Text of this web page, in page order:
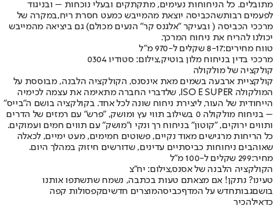
מתובלים. כל הניחוחות נעימים, מתקתקים ובעלי נוכחות – ובניגוד
לפעמים רבותשהכביסה יוצאת מהמייבש כמעט חסרת ריח,במקרה של
מרככי הכביסה ( ובעיקר "אלגנס קר" הנעים מכולם) גם ביציאה מהמייבש
יכולנו להריח את ניחוח המרכך.
טווח מחירים:8-17 שקלים ל-970 מ"ל
מרככי בדין בניחוח מלון בוטיק,צילום: סטודיו 0304
קולקציה של מולקולה
קולקציית ארבעה בשמים מאת אינסנס, הקולקציה הלבנה, מבוססת על
המולקולה ISO E SUPER, שלדברי החברה מתאימה את עצמה לכימיה
הייחודית של העור, ליצירת ניחוח שונה לכל אחד. בקולקציה בושם ה"בייס"
– בניחוח מולקולה 0 בשילוב תווי עץ ומושק, "פרש" עם רמזים של הדרים
ותווים ירוקים, "קוטון" בניחוח רך ונקי ו"מושק" עם תווים חמים ועמוקים.
כל הריחות מרגישים מאוד נקיים, פשוטים חמימים, מעט ימיים, לכאלה
שאוהבים ניחוחות כביסתיים עדינים, שדורשים חיזוק במהלך היום.
מחיר:299 שקלים ל-100 מ"ל
הקולקציה הלבנה של אסנס,צילום: יח"צ
טעינו? נתקן! אם מצאתם טעות בכתבה, נשמח שתשתפו אותנו
בושםגבותחדש על המדףכביסהמוצרים חדשיםקפסולות קפה
כדאילהכיר